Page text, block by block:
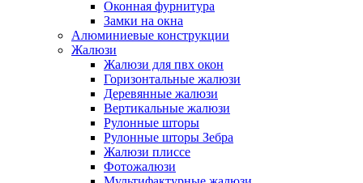
Оконная фурнитура
Замки на окна
Алюминиевые конструкции
Жалюзи
Жалюзи для пвх окон
Горизонтальные жалюзи
Деревянные жалюзи
Вертикальные жалюзи
Рулонные шторы
Рулонные шторы Зебра
Жалюзи плиссе
Фотожалюзи